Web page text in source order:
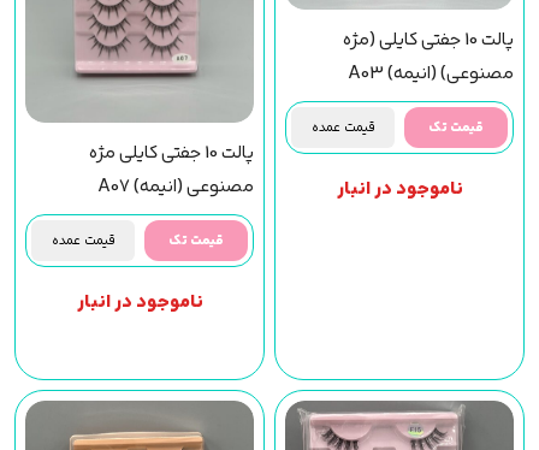
پالت 10 جفتی کایلی (مژه
مصنوعی) (انیمه) A03
قیمت تک قیمت عمده
ناموجود در انبار
پالت 10 جفتی کایلی مژه
مصنوعی (انیمه) A07
قیمت تک قیمت عمده
ناموجود در انبار